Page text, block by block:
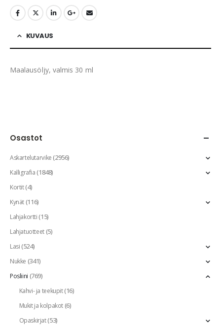
KUVAUS
Maalausöljy, valmis 30 ml
Osastot
Askartelutarvike(2956)
Kalligrafia(1848)
Kortit(4)
Kynät(116)
Lahjakortti(15)
Lahjatuotteet(5)
Lasi(524)
Nukke (341)
Posliini (769)
Kahvi- ja teekupit(16)
Mukit ja kolpakot(6)
Opaskirjat(53)